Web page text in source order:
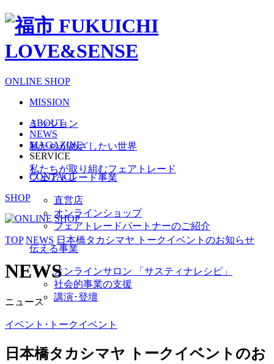
ONLINE SHOP
MISSION
ミッション
私たちがめざしたい世界
私たちが取り組むフェアトレード
ABOUT
NEWS
MAGAZINE
SERVICE
フェアトレード事業
直営店
オンラインショップ
フェアトレードパートナーのご紹介
伝える事業
オンラインサロン 「サスティナレシピ」
社会的事業の支援
講演･登壇
CONTACT
SHOP
TOP NEWS 日本橋タカシマヤ トークイベントのお知らせ
NEWS
ニュース
イベント･トークイベント
日本橋タカシマヤ トークイベントのお